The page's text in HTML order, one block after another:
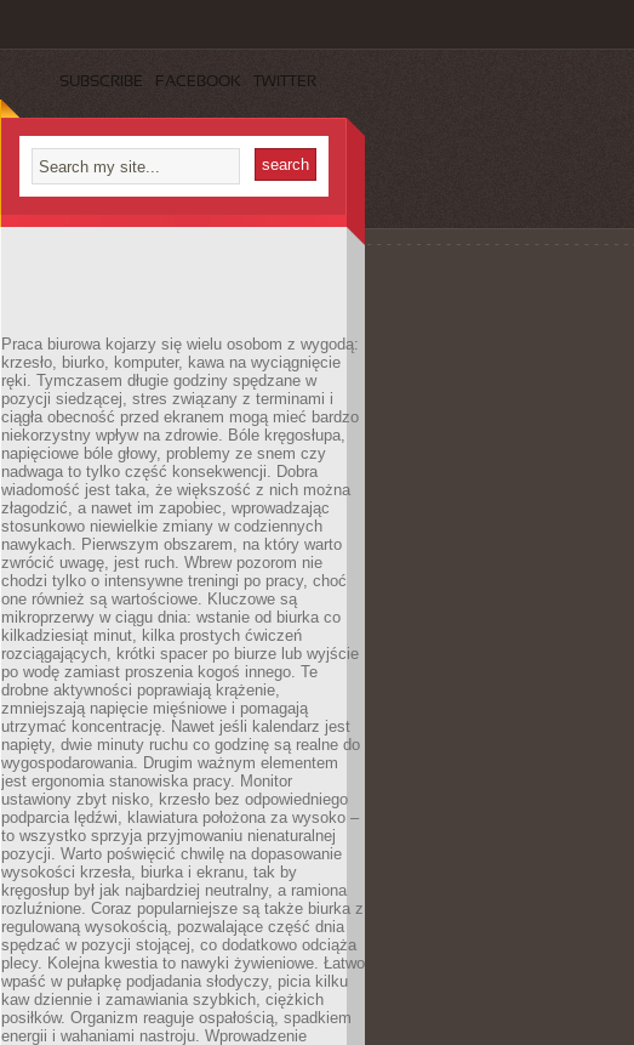
SUBSCRIBE FACEBOOK TWITTER
Praca biurowa kojarzy się wielu osobom z wygodą:
krzesło, biurko, komputer, kawa na wyciągnięcie
ręki. Tymczasem długie godziny spędzane w
pozycji siedzącej, stres związany z terminami i
ciągła obecność przed ekranem mogą mieć bardzo
niekorzystny wpływ na zdrowie. Bóle kręgosłupa,
napięciowe bóle głowy, problemy ze snem czy
nadwaga to tylko część konsekwencji. Dobra
wiadomość jest taka, że większość z nich można
złagodzić, a nawet im zapobiec, wprowadzając
stosunkowo niewielkie zmiany w codziennych
nawykach. Pierwszym obszarem, na który warto
zwrócić uwagę, jest ruch. Wbrew pozorom nie
chodzi tylko o intensywne treningi po pracy, choć
one również są wartościowe. Kluczowe są
mikroprzerwy w ciągu dnia: wstanie od biurka co
kilkadziesiąt minut, kilka prostych ćwiczeń
rozciągających, krótki spacer po biurze lub wyjście
po wodę zamiast proszenia kogoś innego. Te
drobne aktywności poprawiają krążenie,
zmniejszają napięcie mięśniowe i pomagają
utrzymać koncentrację. Nawet jeśli kalendarz jest
napięty, dwie minuty ruchu co godzinę są realne do
wygospodarowania. Drugim ważnym elementem
jest ergonomia stanowiska pracy. Monitor
ustawiony zbyt nisko, krzesło bez odpowiedniego
podparcia lędźwi, klawiatura położona za wysoko –
to wszystko sprzyja przyjmowaniu nienaturalnej
pozycji. Warto poświęcić chwilę na dopasowanie
wysokości krzesła, biurka i ekranu, tak by
kręgosłup był jak najbardziej neutralny, a ramiona
rozluźnione. Coraz popularniejsze są także biurka z
regulowaną wysokością, pozwalające część dnia
spędzać w pozycji stojącej, co dodatkowo odciąża
plecy. Kolejna kwestia to nawyki żywieniowe. Łatwo
wpaść w pułapkę podjadania słodyczy, picia kilku
kaw dziennie i zamawiania szybkich, ciężkich
posiłków. Organizm reaguje ospałością, spadkiem
energii i wahaniami nastroju. Wprowadzenie